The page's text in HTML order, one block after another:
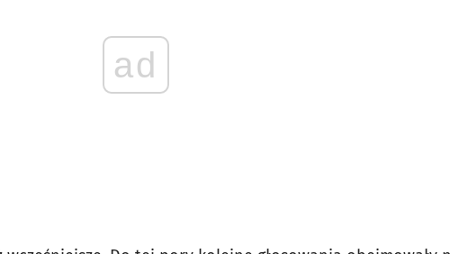
ad